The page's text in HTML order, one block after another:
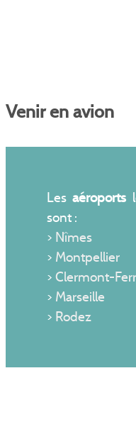
Venir en avion
Lesaéroports
sont :
> Nîmes
> Montpellier
> Clermont-
> Marseille
> Rodez